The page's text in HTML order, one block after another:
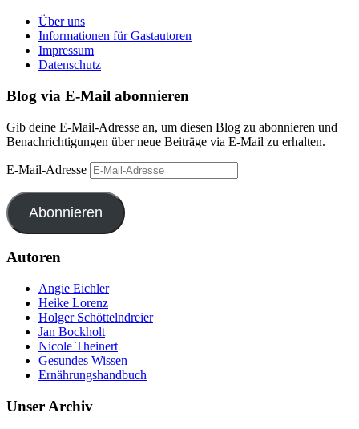
Über uns
Informationen für Gastautoren
Impressum
Datenschutz
Blog via E-Mail abonnieren
Gib deine E-Mail-Adresse an, um diesen Blog zu abonnieren und
Benachrichtigungen über neue Beiträge via E-Mail zu erhalten.
E-Mail-Adresse
Abonnieren
Autoren
Angie Eichler
Heike Lorenz
Holger Schöttelndreier
Jan Bockholt
Nicole Theinert
Gesundes Wissen
Ernährungshandbuch
Unser Archiv